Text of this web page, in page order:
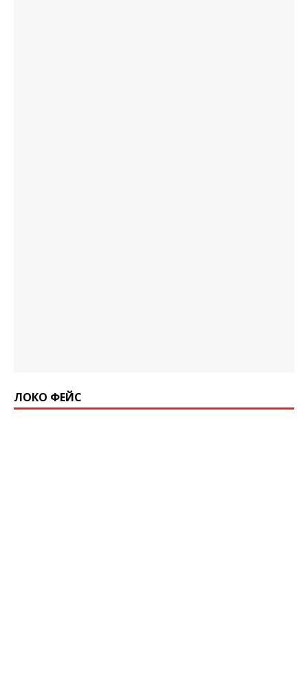
ЛОКО ФЕЙС